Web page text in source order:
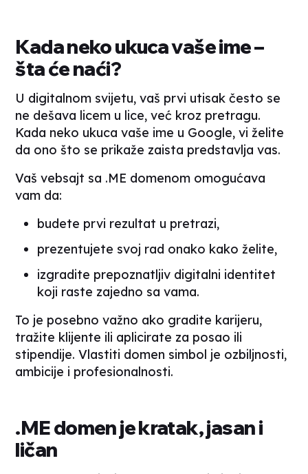
Kada neko ukuca vaše ime –
šta će naći?
U digitalnom svijetu, vaš prvi utisak često se
ne dešava licem u lice, već kroz pretragu.
Kada neko ukuca vaše ime u Google, vi želite
da ono što se prikaže zaista predstavlja vas.
Vaš vebsajt sa .ME domenom omogućava
vam da:
budete prvi rezultat u pretrazi,
prezentujete svoj rad onako kako želite,
izgradite prepoznatljiv digitalni identitet
koji raste zajedno sa vama.
To je posebno važno ako gradite karijeru,
tražite klijente ili aplicirate za posao ili
stipendije. Vlastiti domen simbol je ozbiljnosti,
ambicije i profesionalnosti.
.ME domen je kratak, jasan i
ličan